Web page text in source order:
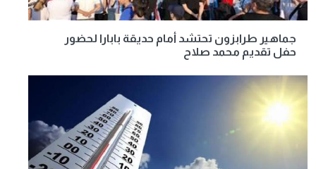
جماهير طرابزون تحتشد أمام حديقة بابارا لحضور
حفل تقديم محمد صلاح